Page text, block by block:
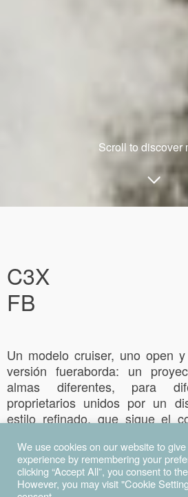
Scroll to discover
C3X
FB
Un modelo cruiser, uno open
versión fueraborda: un
almas diferentes, para
proprietarios unidos por un
estilo refinado, que sigue el
La nueva versión open
parabrisas delantero
con toldo de popa eléctrico,
We use cookies on our website to
experience by remembering your
clicking “Accept All”, you consent to
However, you may visit "Cookie